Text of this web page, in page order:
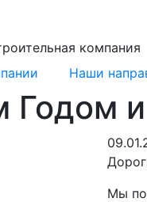
компания
Наши
Годом
Мы